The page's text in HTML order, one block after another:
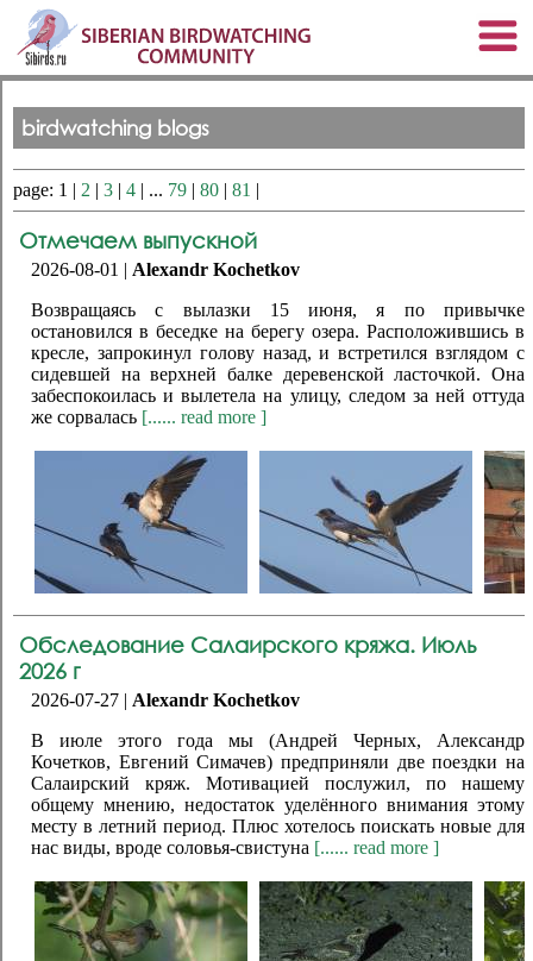
birdwatching blogs
page: 1 | 2 | 3 | 4 | ... 79 | 80 | 81 |
Отмечаем выпускной
2026-08-01 | Alexandr Kochetkov
Возвращаясь с вылазки 15 июня, я по привычке
остановился в беседке на берегу озера. Расположившись в
кресле, запрокинул голову назад, и встретился взглядом с
сидевшей на верхней балке деревенской ласточкой. Она
забеспокоилась и вылетела на улицу, следом за ней оттуда
же сорвалась [...... read more ]
Обследование Салаирского кряжа. Июль
2026 г
2026-07-27 | Alexandr Kochetkov
В июле этого года мы (Андрей Черных, Александр
Кочетков, Евгений Симачев) предприняли две поездки на
Салаирский кряж. Мотивацией послужил, по нашему
общему мнению, недостаток уделённого внимания этому
месту в летний период. Плюс хотелось поискать новые для
нас виды, вроде соловья-свистуна [...... read more ]